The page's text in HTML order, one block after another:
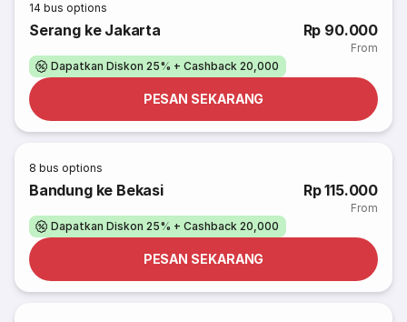
14 bus options
Serang ke Jakarta Rp 90.000
From
Dapatkan Diskon 25% + Cashback 20,000
PESAN SEKARANG
8 bus options
Bandung ke Bekasi Rp 115.000
From
Dapatkan Diskon 25% + Cashback 20,000
PESAN SEKARANG